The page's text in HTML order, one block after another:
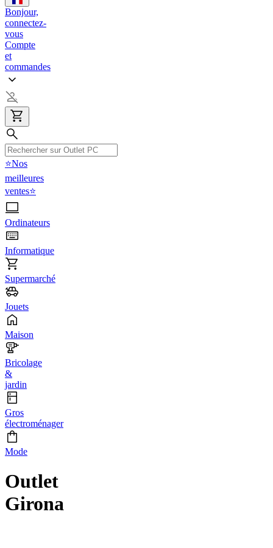
Bonjour,
connectez-
vous
Compte
et
commandes
⭐Nos
meilleures
ventes⭐
Ordinateurs
Informatique
Supermarché
Jouets
Maison
Bricolage
&
jardin
Gros
électroménager
Mode
Outlet
Girona